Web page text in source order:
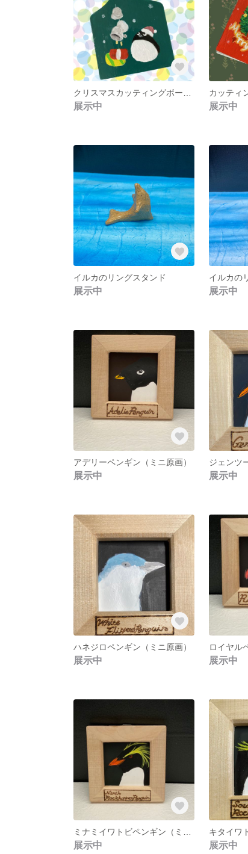
展示中
カッティ
展示中
イルカのリングスタンド
展示中
イルカの
展示中
アデリーペンギン（ミニ原画）
展示中 展示中
ハネジロペンギン（ミニ原画）
展示中
ロイヤル
展示中
展示中 展示中